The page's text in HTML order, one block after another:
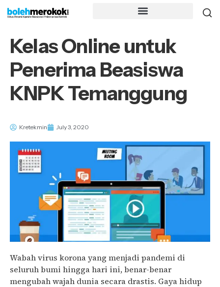
Kelas Online untuk
Penerima Beasiswa
KNPK Temanggung
Kretekmin July 3, 2020
Wabah virus korona yang menjadi pandemi di
seluruh bumi hingga hari ini, benar-benar
mengubah wajah dunia secara drastis. Gaya hidup